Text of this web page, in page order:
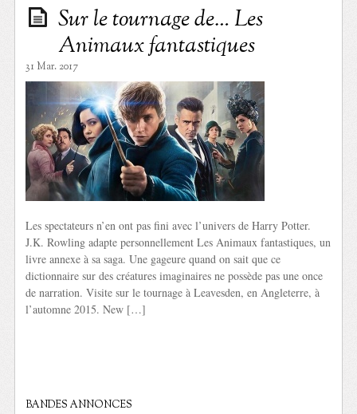
Sur le tournage de… Les
Animaux fantastiques
31 Mar. 2017
Les spectateurs n’en ont pas fini avec l’univers de Harry Potter.
J.K. Rowling adapte personnellement Les Animaux fantastiques, un
livre annexe à sa saga. Une gageure quand on sait que ce
dictionnaire sur des créatures imaginaires ne possède pas une once
de narration. Visite sur le tournage à Leavesden, en Angleterre, à
l’automne 2015. New […]
BANDES ANNONCES